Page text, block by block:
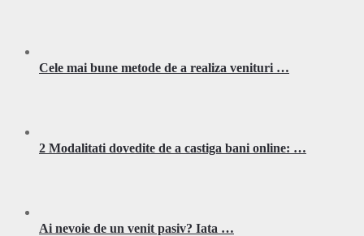
Cele mai bune metode de a realiza venituri …
2 Modalitati dovedite de a castiga bani online: …
Ai nevoie de un venit pasiv? Iata …